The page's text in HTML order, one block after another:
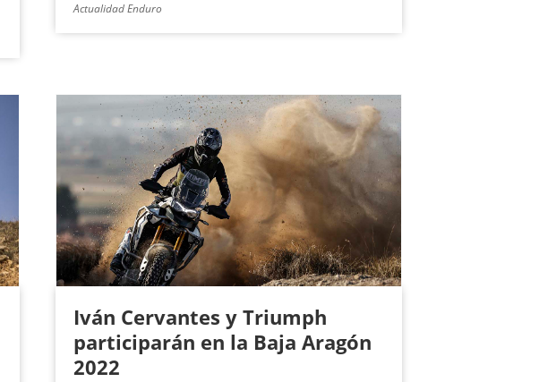
Actualidad Enduro
Iván Cervantes y Triumph
participarán en la Baja Aragón
2022